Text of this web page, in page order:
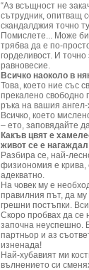
“Аз всъщност не
сътрудник, опитващ
скандалджия точно
Помислете... Може би
трябва да е по-
горделивост. И
равновесие.
Всичко наоколо в
Това, което ние със
прекалено свободно
ръка на вашия
Всичко, което
– ето, заповядайте
Какъв цвят е
живот се е нагаждал
Разбира се, най-
физиономия е крива,
адекватно.
На човек му е
правилния път, да му
грешни постъпки.
Скоро пробвах да се
започна неуспешно.
партньор и аз
изненада!
Най-хубавият ми
вълнението си